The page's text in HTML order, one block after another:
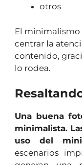
otros
El minimalismo
centrar la
contenido,
lo rodea.
Una buena
minimalista.
uso del
escenarios